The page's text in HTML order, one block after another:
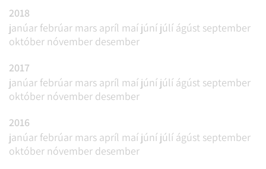
2018
janúar febrúar mars apríl maí júní júlí ágúst september
október nóvember desember
2017
janúar febrúar mars apríl maí júní júlí ágúst september
október nóvember desember
2016
janúar febrúar mars apríl maí júní júlí ágúst september
október nóvember desember